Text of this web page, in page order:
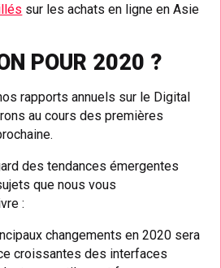
sur les achats en ligne en Asie
POUR 2020 ?
rapports annuels sur le Digital
au cours des premières
des tendances émergentes
que nous vous
:
changements en 2020 sera
croissantes des interfaces